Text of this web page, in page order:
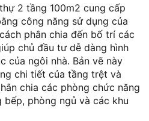
2 tầng 100m2 cung cấp
công năng sử dụng của
phân chia đến bố trí các
chủ đầu tư dễ dàng hình
của ngôi nhà. Bản vẽ này
chi tiết của tầng trệt và
chia các phòng chức năng
bếp, phòng ngủ và các khu